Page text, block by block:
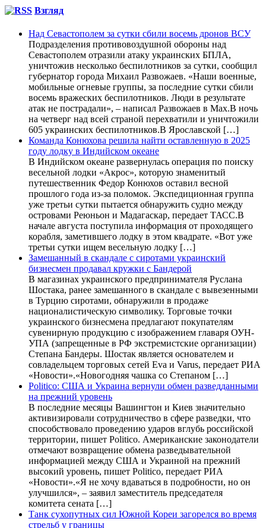
Взгляд
Над Севастополем за сутки сбили восемь дронов ВСУ
Подразделения противовоздушной обороны над
Севастополем отразили атаку украинских БПЛА,
уничтожив несколько беспилотников за сутки, сообщил
губернатор города Михаил Развожаев. «Наши военные,
мобильные огневые группы, за последние сутки сбили
восемь вражеских беспилотников. Люди в результате
атак не пострадали», – написал Развожаев в Max.В ночь
на четверг над всей страной перехватили и уничтожили
605 украинских беспилотников.В Ярославской […]
Команда Конюхова решила найти оставленную в 2025
году лодку в Индийском океане
В Индийском океане развернулась операция по поиску
весельной лодки «Акрос», которую знаменитый
путешественник Федор Конюхов оставил весной
прошлого года из-за поломок. Экспедиционная группа
уже третьи сутки пытается обнаружить судно между
островами Реюньон и Мадагаскар, передает ТАСС.В
начале августа поступила информация от проходящего
корабля, заметившего лодку в этом квадрате. «Вот уже
третьи сутки ищем весельную лодку […]
Замешанный в скандале с сиротами украинский
бизнесмен продавал кружки с Бандерой
В магазинах украинского предпринимателя Руслана
Шостака, ранее замешанного в скандале с вывезенными
в Турцию сиротами, обнаружили в продаже
националистическую символику. Торговые точки
украинского бизнесмена предлагают покупателям
сувенирную продукцию с изображением главаря ОУН-
УПА (запрещенные в РФ экстремистские организации)
Степана Бандеры. Шостак является основателем и
совладельцем торговых сетей Eva и Varus, передает РИА
«Новости».«Новогодняя чашка со Степаном […]
Politico: США и Украина вернули обмен разведданными
на прежний уровень
В последние месяцы Вашингтон и Киев значительно
активизировали сотрудничество в сфере разведки, что
способствовало проведению ударов вглубь российской
территории, пишет Politico. Американские законодатели
отмечают возвращение обмена разведывательной
информацией между США и Украиной на прежний
высокий уровень, пишет Politico, передает РИА
«Новости».«Я не хочу вдаваться в подробности, но он
улучшился», – заявил заместитель председателя
комитета сената […]
Танк сухопутных сил Южной Кореи загорелся во время
стрельб у границы